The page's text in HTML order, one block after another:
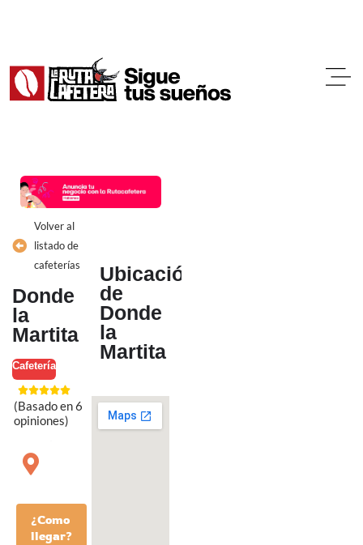
Volver al
listado de
cafeterías
Donde
la
Martita
Cafetería
(Basado en 6
opiniones)
¿Como
llegar?
Ubicación
de
Donde
la
Martita